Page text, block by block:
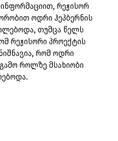
რეჟისორ
ოდრი ჰეპბერნის
თუმცა წელს
რეჟისორი პროექტის
რომ ოდრი
როლზე მსახიობი